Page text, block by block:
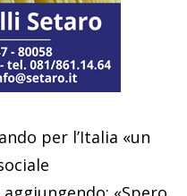
per l’Italia «un